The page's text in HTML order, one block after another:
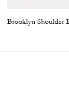
Brooklyn Shoulder